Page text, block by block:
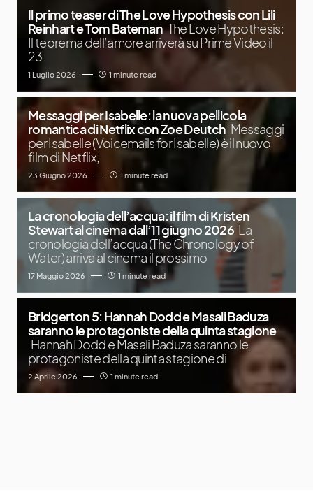
Il primo teaser di The Love Hypothesis con Lili
Reinhart e Tom Bateman The Love Hypothesis:
Il teorema dell’amore arriverà su Prime Video il
23
1 Luglio 2026 1 minute read
Messaggi per Isabelle: la nuova pellicola
romantica di Netflix con Zoe Deutch Messaggi
per Isabelle (Voicemails for Isabelle) è il nuovo
film di Netflix,
23 Giugno 2026 1 minute read
La cronologia dell’acqua: il film di Kristen
Stewart al cinema dall’11 giugno 2026 La
cronologia dell’acqua (The Chronology of
Water) arriva al cinema il prossimo
17 Maggio 2026 1 minute read
Bridgerton 5: Hannah Dodd e Masali Baduza
saranno le protagoniste della quinta stagione
Hannah Dodd e Masali Baduza saranno le
protagoniste della quinta stagione di
2 Aprile 2026 1 minute read